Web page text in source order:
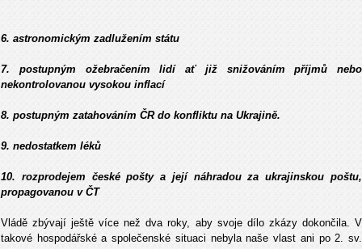
6. astronomickým zadlužením státu
7. postupným ožebračením lidí ať již snižováním příjmů nebo
nekontrolovanou vysokou inflací
8. postupným zatahováním ČR do konfliktu na Ukrajině.
9. nedostatkem léků
10. rozprodejem české pošty a její náhradou za ukrajinskou poštu,
propagovanou v ČT
Vládě zbývají ještě více než dva roky, aby svoje dílo zkázy dokončila. V
takové hospodářské a společenské situaci nebyla naše vlast ani po 2. sv.